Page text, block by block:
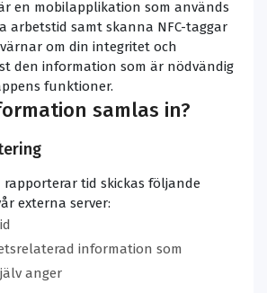
en mobilapplikation som används
arbetstid samt skanna NFC-taggar
värnar om din integritet och
den information som är nödvändig
funktioner.
samlas in?
tid skickas följande
externa server:
information som
anger